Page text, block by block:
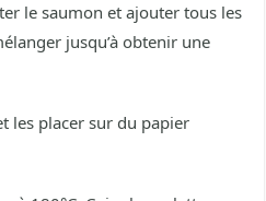
le saumon et ajouter tous les
jusqu’à obtenir une
les placer sur du papier